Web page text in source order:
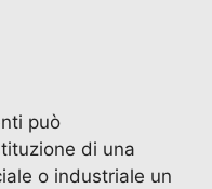
può
di una
o industriale un